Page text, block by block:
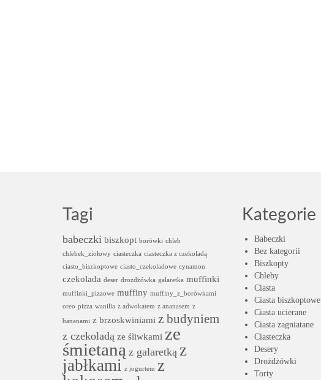
Tagi
babeczki biszkopt borówki chleb
chlebek_ziołowy ciasteczka ciasteczka z czekoladą
ciasto_biszkoptowe ciasto_czekoladowe cynamon
czekolada deser drożdżówka galaretka muffinki
muffinki_pizzowe muffiny muffiny_z_borówkami
oreo pizza wanilia z adwokatem z ananasem z
bananami z brzoskwiniami z budyniem
z czekoladą ze śliwkami ze
śmietaną z galaretką z
jabłkami z jogurtem z
Kategorie
Babeczki
Bez kategorii
Biszkopty
Chleby
Ciasta
Ciasta biszkoptowe
Ciasta ucierane
Ciasta zagniatane
Ciasteczka
Desery
Drożdżówki
Torty